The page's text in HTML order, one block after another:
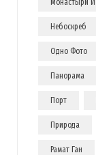
Монастыри И
Небоскреб
Одно Фото
Панорама
Порт
Природа
Рамат Ган